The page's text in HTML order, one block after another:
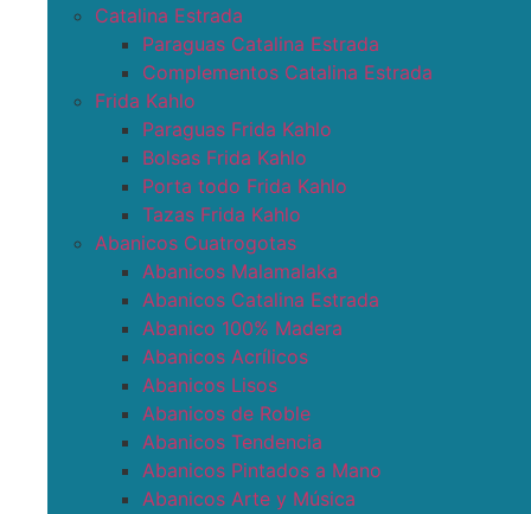
Catalina Estrada
Paraguas Catalina Estrada
Complementos Catalina Estrada
Frida Kahlo
Paraguas Frida Kahlo
Bolsas Frida Kahlo
Porta todo Frida Kahlo
Tazas Frida Kahlo
Abanicos Cuatrogotas
Abanicos Malamalaka
Abanicos Catalina Estrada
Abanico 100% Madera
Abanicos Acrílicos
Abanicos Lisos
Abanicos de Roble
Abanicos Tendencia
Abanicos Pintados a Mano
Abanicos Arte y Música